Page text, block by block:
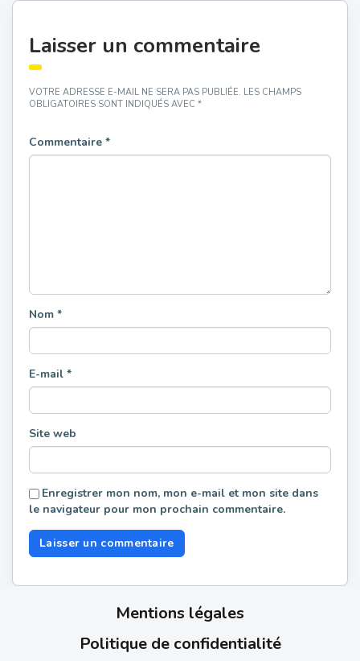
Laisser un commentaire
VOTRE ADRESSE E-MAIL NE SERA PAS PUBLIÉE. LES CHAMPS
OBLIGATOIRES SONT INDIQUÉS AVEC *
Commentaire *
Nom *
E-mail *
Site web
Enregistrer mon nom, mon e-mail et mon site dans
le navigateur pour mon prochain commentaire.
Mentions légales
Politique de confidentialité